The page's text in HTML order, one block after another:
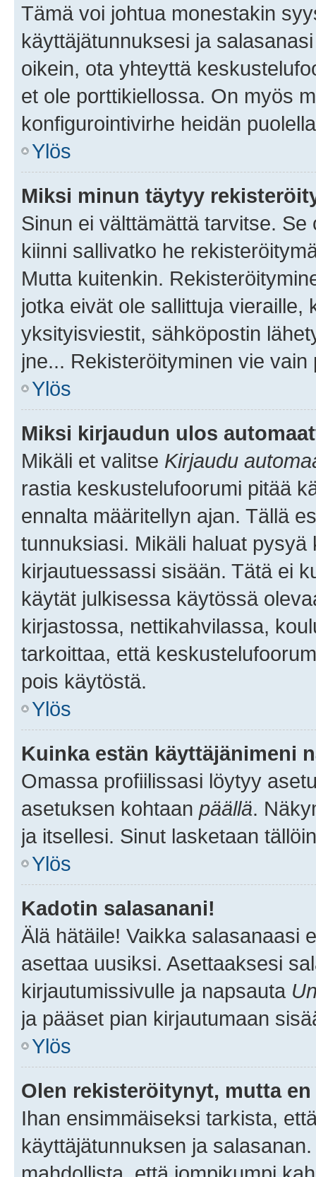
Tämä voi johtua monestakin
käyttäjätunnuksesi ja
oikein, ota yhteyttä
et ole porttikiellossa. On myös
konfigurointivirhe heidän
Ylös
Miksi minun täytyy
Sinun ei välttämättä tarvitse.
kiinni sallivatko he
Mutta kuitenkin.
jotka eivät ole sallittuja vieraille,
yksityisviestit, sähköpostin
jne... Rekisteröityminen vie
Ylös
Miksi kirjaudun ulos
Mikäli et valitse Kirjaudu
rastia keskustelufoorumi pitää
ennalta määritellyn ajan. Tällä
tunnuksiasi. Mikäli haluat
kirjautuessassi sisään. Tätä ei
käytät julkisessa käytössä
kirjastossa, nettikahvilassa,
tarkoittaa, että
pois käytöstä.
Ylös
Kuinka estän käyttäjänimeni
Omassa profiilissasi löytyy
asetuksen kohtaan päällä.
ja itsellesi. Sinut lasketaan
Ylös
Kadotin salasanani!
Älä hätäile! Vaikka salasanaasi
asettaa uusiksi. Asettaaksesi
kirjautumissivulle ja napsauta
ja pääset pian kirjautumaan
Ylös
Olen rekisteröitynyt, mutta
Ihan ensimmäiseksi tarkista,
käyttäjätunnuksen ja